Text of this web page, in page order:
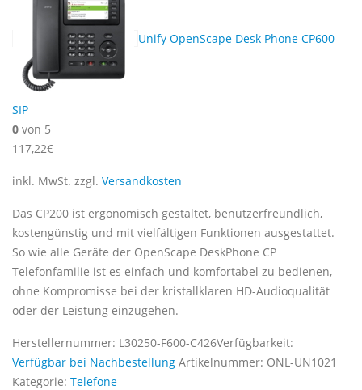
Unify OpenScape Desk Phone CP600
SIP
0 von 5
117,22€
inkl. MwSt. zzgl. Versandkosten
Das CP200 ist ergonomisch gestaltet, benutzerfreundlich,
kostengünstig und mit vielfältigen Funktionen ausgestattet.
So wie alle Geräte der OpenScape DeskPhone CP
Telefonfamilie ist es einfach und komfortabel zu bedienen,
ohne Kompromisse bei der kristallklaren HD-Audioqualität
oder der Leistung einzugehen.
Herstellernummer: L30250-F600-C426Verfügbarkeit:
Verfügbar bei Nachbestellung Artikelnummer: ONL-UN1021
Kategorie: Telefone